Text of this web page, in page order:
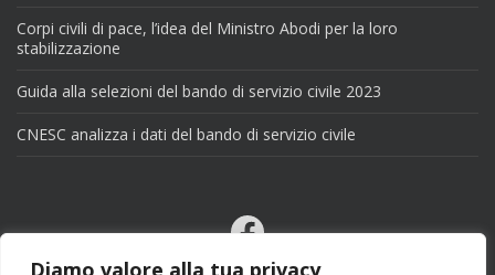
Diamo valore alla tua privacy
Corpi civili di pace, l’idea del Ministro Abodi per la loro
stabilizzazione
Guida alla selezioni del bando di servizio civile 2023
CNESC analizza i dati del bando di servizio civile
Facebook